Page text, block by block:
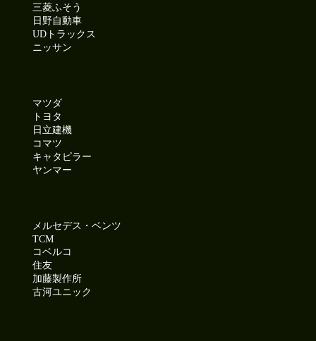
三菱ふそう
日野自動車
UDトラックス
ニッサン
マツダ
トヨタ
日立建機
コマツ
キャタピラー
ヤンマー
メルセデス・ベンツ
TCM
コベルコ
住友
加藤製作所
古河ユニック